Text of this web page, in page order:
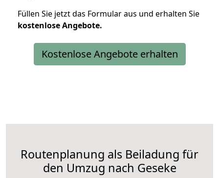
Füllen Sie jetzt das Formular aus und erhalten Sie
kostenloseAngebote.
Kostenlose Angebote erhalten
Routenplanung als Beiladung für
den Umzug nach Geseke